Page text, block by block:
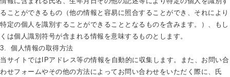
ることができるもの（他の情報と容易に照合することができ、それにより
特定の個人を識別することができることとなるものを含みます。）、もし
くは個人識別符号が含まれる情報を意味するものとします。
3. 個人情報の取得方法
当サイトではIPアドレス等の情報を自動的に収集します。また、お問い合
わせフォームやその他の方法によってお問い合わせをいただく際に、氏